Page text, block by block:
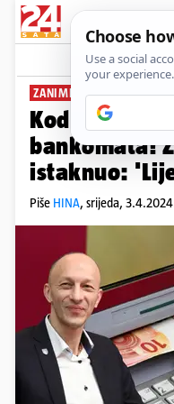
ZANIMLJIVA SVEČANOST
Kod Gospića
bankomata!
istaknuo:
Piše HINA, srijeda,